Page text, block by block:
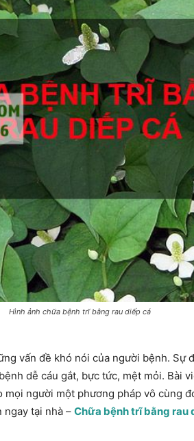
Hình ảnh chữa bệnh trĩ bằng rau diếp cá
vấn đề khó nói của người bệnh. Sự
dễ cáu gắt, bực tức, mệt mỏi. Bài
mọi người một phương pháp vô cùng
ngay tại nhà – Chữa bệnh trĩ bằng rau